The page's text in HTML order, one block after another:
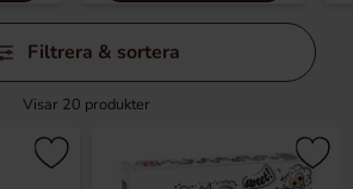
Filtrera & sortera
Visar 20 produkter